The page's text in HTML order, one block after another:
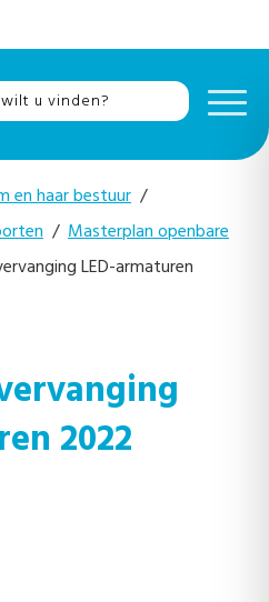
en haar bestuur /
/ Masterplan openbare
LED-armaturen
2022